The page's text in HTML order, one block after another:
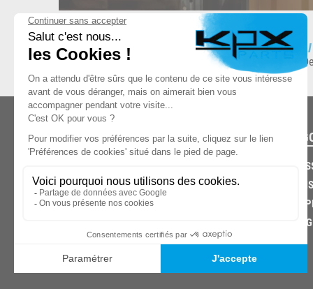
ESPACE DE STOCKAGE
8.500 produits en stock
03.85.32.96.74
© 2026 -KPX PARTS- SITE CRÉÉ PARLET'S CLIC